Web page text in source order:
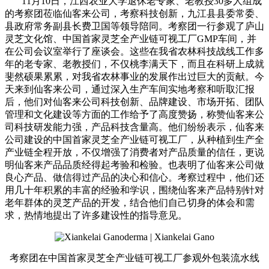
的考察团莅临仙客来公司，考察科技创新，九江县县委常委、
县政府常务副县长费卫国等领导陪同。考察团一行参观了庐山
灵芝文化馆、中国首家灵芝全产业链可视工厂GMP车间，并
在公司会议室举行了座谈会。这些在我省农林科技战线工作多
年的老专家、老教授们，不仅桃李满天下，而且在科研上成就
斐然硕果累累，对我省农林事业的发展作出过巨大的贡献。今
天来到仙客来公司，通过深入生产车间实地考察和听取汇报
后，他们对仙客来公司科技创新、品牌建设、市场开拓、团队
管理和文化建设等方面的工作给予了高度赞扬，称赞仙客来公
司科技研发能力强，产品科技含量高。他们纷纷表示，仙客来
公司建设的中国首家灵芝全产业链可视工厂，从种植到生产全
产业链全程开放，不仅增强了消费者对产品质量的信任，更说
明仙客来产品品质经得起考验和检验。也表明了仙客来公司做
良心产品、做信得过产品的决心和信心。考察过程中，他们还
用几十年积累的丰富的经验和学识，围绕仙客来产品特别针对
老年群体的灵芝产品的开发，结合他们自己切身的体会和需
求，热情地提出了许多建设性的指导意见。
考察团在中国首家灵芝全产业链可视工厂参观外包装流水线